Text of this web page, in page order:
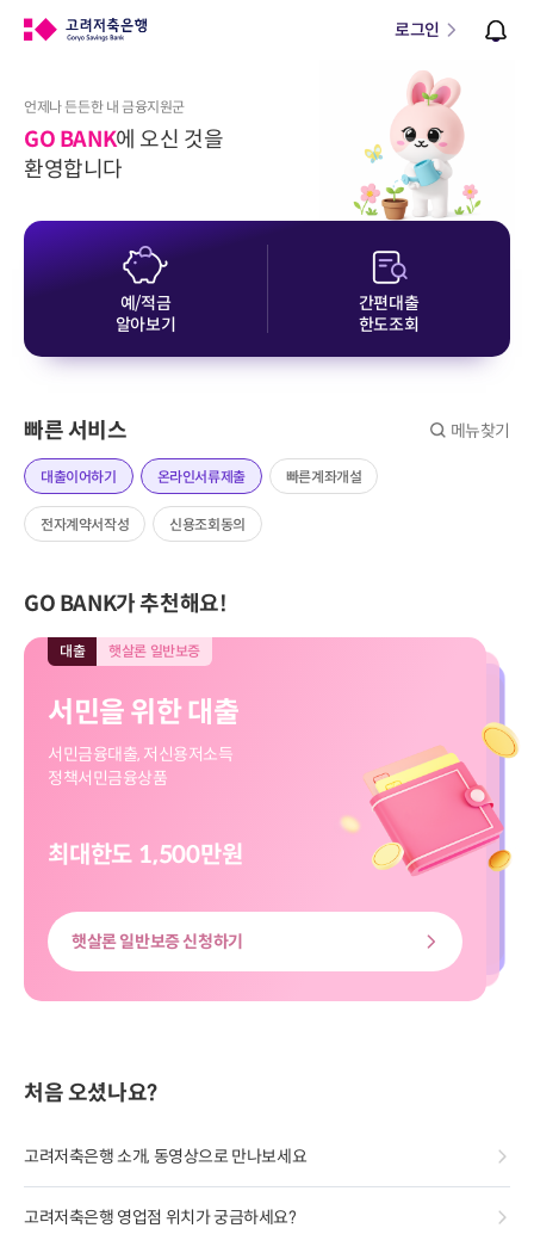
로그인
언제나 든든한 내 금융지원군
GO BANK에 오신 것을
환영합니다
예/적금
알아보기
간편대출
한도조회
빠른 서비스 메뉴찾기
대출이어하기 온라인서류제출 빠른계좌개설
전자계약서작성 신용조회동의
GO BANK가 추천해요!
대출 햇살론 일반보증
서민을 위한 대출
서민금융대출, 저신용저소득
정책서민금융상품
최대한도 1,500만원
햇살론 일반보증 신청하기
대출 모바일전용
직장인 신규대출
대출신청부터 송금까지
쉽고 빠르게
최대한도 8천만원
신용대출 신청하기
보고파플러스 파킹통장
입출금 자유!
하루만 맡겨도 이자가 쏠쏠
최고 3.20%
마이버킷 정기적금
나의 버킷리스트를 이뤄줄
마이버킷 정기적금
최고금리 3.00%
마이버킷정기적금 살펴보기
서민을 위한 대출
최대한도 1,500만원
햇살론 일반보증 신청하기
직장인 신규대출
최대한도 8천만원
신용대출 신청하기
처음 오셨나요?
고려저축은행 소개, 동영상으로 만나보세요
고려저축은행 영업점 위치가 궁금하세요?